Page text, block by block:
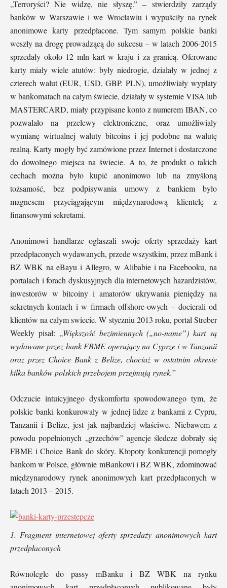
„Terroryści? Nie widzę, nie słyszę.” – stwierdziły zarządy
banków w Warszawie i we Wrocławiu i wypuściły na rynek
anonimowe karty przedpłacone. Tym samym polskie banki
weszły na drogę prowadzącą do sukcesu – w latach 2006-2015
sprzedały około 12 mln kart w kraju i za granicą. Oferowane
karty miały wiele atutów: były niedrogie, działały w jednej z
czterech walut (EUR, USD, GBP. PLN), umożliwiały wypłaty
w bankomatach na całym świecie, działały w systemie VISA lub
MASTERCARD, miały przypisane konto z numerem IBAN, co
pozwalało na przelewy elektroniczne, oraz umożliwiały
wymianę wirtualnej waluty bitcoins i jej podobne na walutę
realną. Karty mogły być zamówione przez Internet i dostarczone
do dowolnego miejsca na świecie. A to, że produkt o takich
cechach można było kupić anonimowo lub na zmyśloną
tożsamość, bez podpisywania umowy z bankiem było
magnesem przyciągającym międzynarodową klientelę z
finansowymi sekretami.
Anonimowi handlarze ogłaszali swoje oferty sprzedaży kart
przedpłaconych wydawanych, przede wszystkim, przez mBank i
BZ WBK na eBayu i Allegro, w Alibabie i na Facebooku, na
portalach i forach dyskusyjnych dla internetowych hazardzistów,
inwestorów w bitcoiny i amatorów ukrywania pieniędzy na
sekretnych kontach i w firmach offshore-owych – docierali od
klientów na całym swiecie. W styczniu 2013 roku, portal Streber
Weekly pisał: „Większość bezimiennych („no-name”) kart są
wydawane przez bank FBME operujący na Cyprze i w Tanzanii
oraz przez Choice Bank z Belize, chociaż w ostatnim okresie
kilka banków polskich przebojem przejmują rynek.”
Odczucie intuicyjnego dyskomfortu spowodowanego tym, że
polskie banki konkurowały w jednej lidze z bankami z Cypru,
Tanzanii i Belize, jest jak najbardziej właściwe. Niebawem z
powodu popełnionych „grzechów” agencje śledcze dobrały się
FBME i Choice Bank do skóry. Kłopoty konkurencji pomogły
bankom w Polsce, głównie mBankowi i BZ WBK, zdominować
międzynarodowy rynek anonimowych kart przedpłaconych w
latach 2013 – 2015.
1. Fragment internetowej oferty sprzedaży anonimowych kart
przedpłaconych
Równolegle do passy mBanku i BZ WBK na rynku